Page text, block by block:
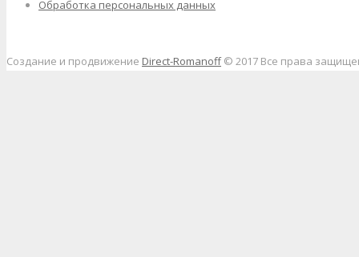
Обработка персональных данных
Создание и продвижение Direct-Romanoff© 2017 Все права